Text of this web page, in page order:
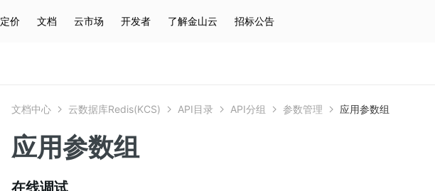
定价 文档 云市场 开发者 了解金山云 招标公告
文档中心 云数据库Redis(KCS) API目录 API分组 参数管理 应用参数组
应用参数组
在线调试